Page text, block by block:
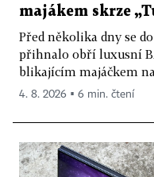
majákem skrze
Před několika dny se
přihnalo obří luxusní
blikajícím majáčkem
4. 8. 2026 ▪ 6 min. čtení